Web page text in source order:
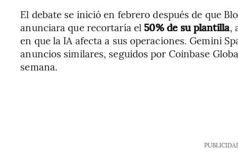
El debate se inició en febrero después de que
anunciara que recortaría el 50% de su plantilla,
en que la IA afecta a sus operaciones. Gemini
anuncios similares, seguidos por Coinbase
semana.